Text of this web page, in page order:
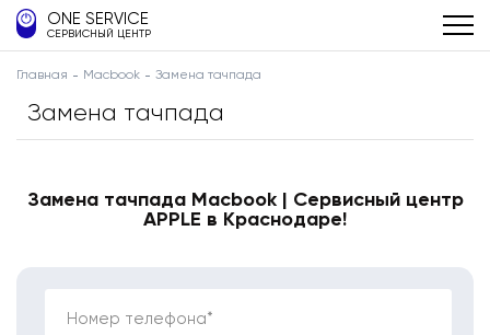
ONE SERVICE
СЕРВИСНЫЙ ЦЕНТР
Главная Macbook Замена тачпада
Замена тачпада
Замена тачпада Macbook | Сервисный центр
APPLE в Краснодаре!
Номер телефона*